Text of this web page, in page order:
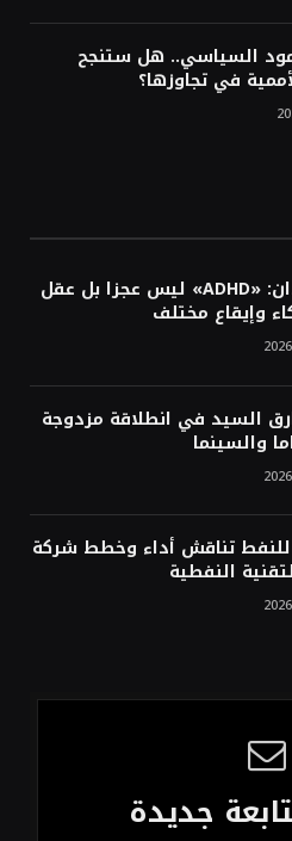
السياسي.. هل ستنجح
في تجاوزها؟
خالد رغدان: «ADHD» ليس عجزا بل عقل
وإيقاع مختلف
السيد في انطلاقة مزدوجة
والسينما
للنفط تناقش أداء وخطط شركة
النفطية
جديدة